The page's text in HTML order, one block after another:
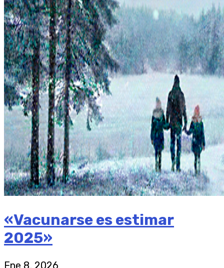
«Vacunarse es estimar
2025»
Ene 8, 2026